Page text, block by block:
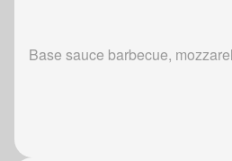
Base sauce barbecue,